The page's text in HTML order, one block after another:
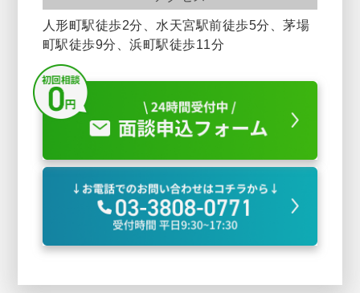
人形町駅徒歩2分、水天宮駅前徒歩5分、茅場
町駅徒歩9分、浜町駅徒歩11分